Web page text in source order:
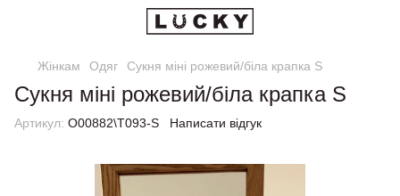
Жінкам Одяг Сукня міні рожевий/біла крапка S
Сукня міні рожевий/біла крапка S
Артикул: О00882\Т093-S Написати відгук